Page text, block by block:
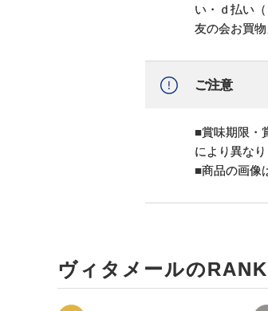
い・ｄ払い
友の会お買
ご注意
■賞味期限・
により異なり
■商品の画像
ヴィタメールの